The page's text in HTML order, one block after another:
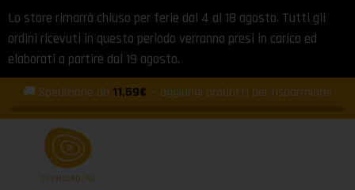
Lo store rimarrà chiuso per ferie dal 4 al 18 agosto. Tutti gli
ordini ricevuti in questo periodo verranno presi in carico ed
elaborati a partire dal 19 agosto.
🚚 Spedizione da 11,59€ — aggiungi prodotti per risparmiare!